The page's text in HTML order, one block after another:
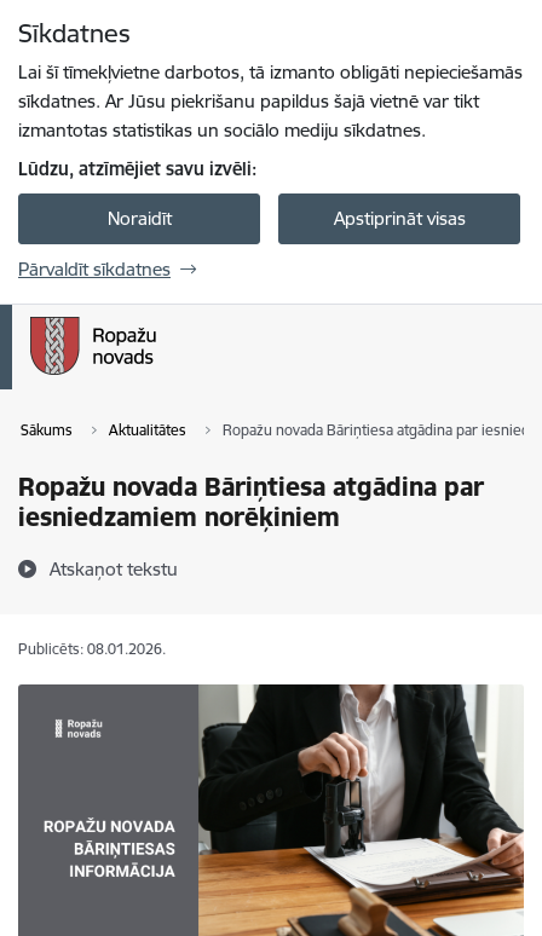
Sīkdatnes
Lai šī tīmekļvietne darbotos, tā izmanto obligāti nepieciešamās
sīkdatnes. Ar Jūsu piekrišanu papildus šajā vietnē var tikt
izmantotas statistikas un sociālo mediju sīkdatnes.
Lūdzu, atzīmējiet savu izvēli:
Noraidīt Apstiprināt visas
Pārvaldīt sīkdatnes
Sākums Aktualitātes Ropažu novada Bāriņtiesa atgādina par
Ropažu novada Bāriņtiesa atgādina par
iesniedzamiem norēķiniem
Atskaņot tekstu
Publicēts: 08.01.2026.